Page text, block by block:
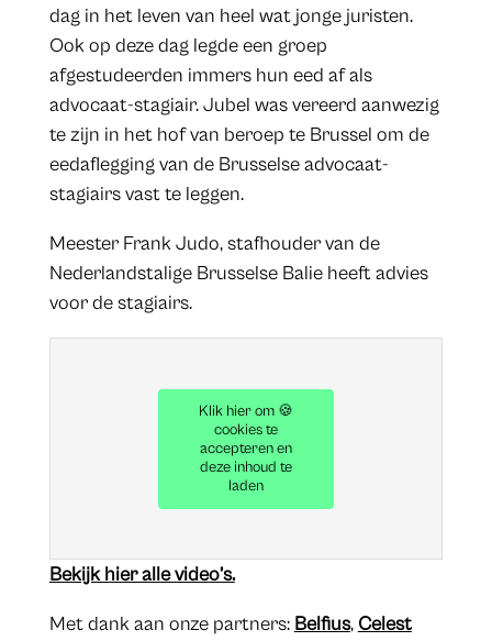
dag in het leven van heel wat jonge juristen.
Ook op deze dag legde een groep
afgestudeerden immers hun eed af als
advocaat-stagiair. Jubel was vereerd aanwezig
te zijn in het hof van beroep te Brussel om de
eedaflegging van de Brusselse advocaat-
stagiairs vast te leggen.
Meester Frank Judo, stafhouder van de
Nederlandstalige Brusselse Balie heeft advies
voor de stagiairs.
Klik hier om 🍪
cookies te
accepteren en
deze inhoud te
laden
Bekijk hier alle video’s.
Met dank aan onze partners: Belfius, Celest